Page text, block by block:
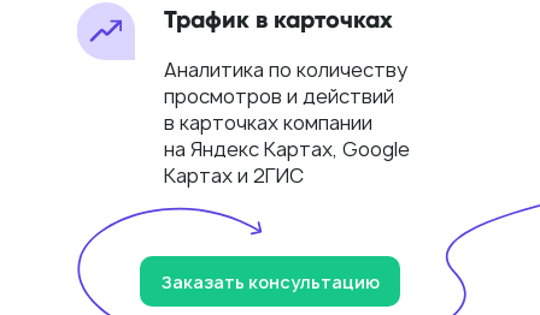
Трафик в карточках
Аналитика по количеству
просмотров и действий
в карточках компании
на Яндекс Картах, Google
Картах и 2ГИС
Заказать консультацию